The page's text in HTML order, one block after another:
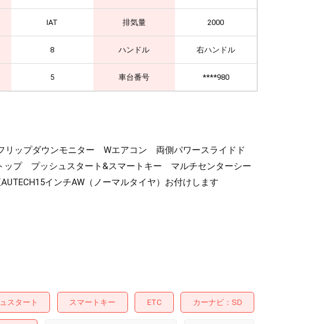
IAT 排気量 2000
8 ハンドル 右ハンドル
5 車台番号 ****980
リップダウンモニター Wエアコン 両側パワースライドド
プ プッシュスタート&スマートキー マルチセンターシー
インチAW（ノーマルタイヤ）お付けします
スタート スマートキー ETC カーナビ SD